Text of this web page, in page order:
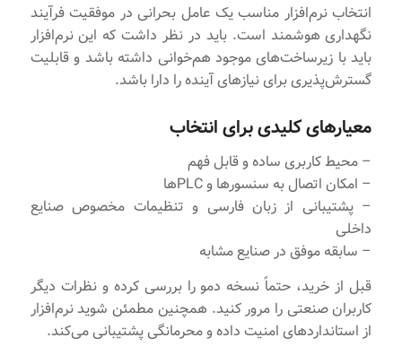
انتخاب نرم‌افزار مناسب یک عامل بحرانی در موفقیت فرآیند
نگهداری هوشمند است. باید در نظر داشت که این نرم‌افزار
باید با زیرساخت‌های موجود هم‌خوانی داشته باشد و قابلیت
گسترش‌پذیری برای نیازهای آینده را دارا باشد.
معیارهای کلیدی برای انتخاب
– محیط کاربری ساده و قابل فهم
– امکان اتصال به سنسورها و PLCها
– پشتیبانی از زبان فارسی و تنظیمات مخصوص صنایع
داخلی
– سابقه موفق در صنایع مشابه
قبل از خرید، حتماً نسخه دمو را بررسی کرده و نظرات دیگر
کاربران صنعتی را مرور کنید. همچنین مطمئن شوید نرم‌افزار
از استانداردهای امنیت داده و محرمانگی پشتیبانی می‌کند.